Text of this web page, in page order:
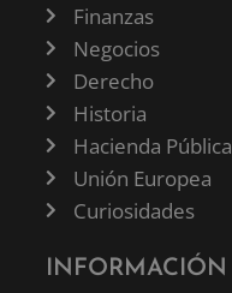
Finanzas
Negocios
Derecho
Historia
Hacienda Pública
Unión Europea
Curiosidades
INFORMACIÓN